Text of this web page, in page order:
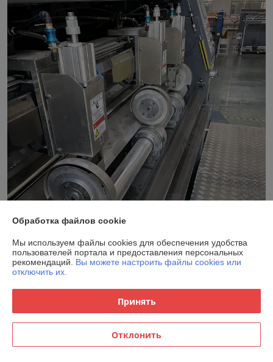
флатовки GW S-140
Дисковые обрезные ножи с пневмо-приводом позволяют
оператору быстрее и удобнее отрегулировать глубину реза
дискового ножа. Эта опция повышает удобство настройки
Обработка файлов cookie
Мы используем файлы cookies для обеспечения удобства
пользователей портала и предоставления персональных
рекомендаций. Вы можете настроить файлы cookies или
отключить их.
Принять
Отклонить